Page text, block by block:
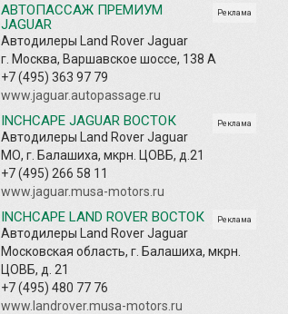
Реклама
АВТОПАССАЖ ПРЕМИУМ
JAGUAR
Автодилеры Land Rover Jaguar
г. Москва, Варшавское шоссе, 138 А
+7 (495) 363 97 79
www.jaguar.autopassage.ru
Реклама
INCHCAPE JAGUAR ВОСТОК
Автодилеры Land Rover Jaguar
МО, г. Балашиха, мкрн. ЦОВБ, д.21
+7 (495) 266 58 11
www.jaguar.musa-motors.ru
Реклама
INCHCAPE LAND ROVER ВОСТОК
Автодилеры Land Rover Jaguar
Московская область, г. Балашиха, мкрн.
ЦОВБ, д. 21
+7 (495) 480 77 76
www.landrover.musa-motors.ru